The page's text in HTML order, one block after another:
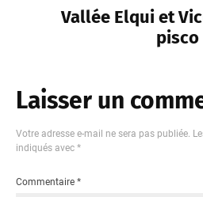
Vallée Elqui et
pisco
Laisser un
Votre adresse e-mail ne sera pas publiée.
indiqués avec *
Commentaire *